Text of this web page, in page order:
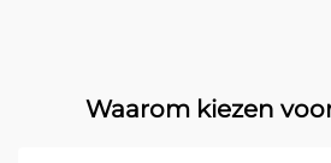
Waarom kiezen